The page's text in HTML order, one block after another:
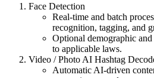
Face Detection
Real-time and batch
recognition, tagging, and
Optional demographic
to applicable laws.
Video / Photo AI Hashtag
Automatic AI-driven